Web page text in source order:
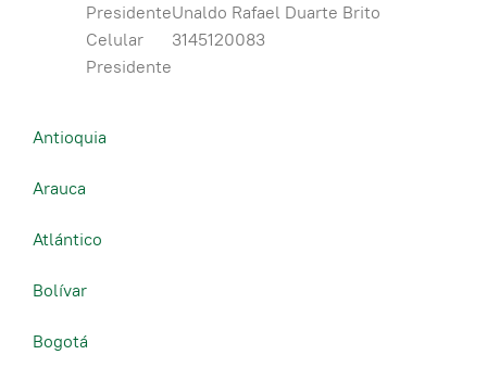
PresidenteUnaldo Rafael Duarte Brito
Celular
Presidente
3145120083
Antioquia
Arauca
Atlántico
Bolívar
Bogotá